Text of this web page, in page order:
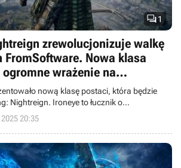
1
zrewolucjonizuje walkę
FromSoftware. Nowa klasa
wrażenie na
nową klasę postaci, która będzie
Nightreign. Ironeye to łucznik o
dzięki któremu walka dystansowa
20:35